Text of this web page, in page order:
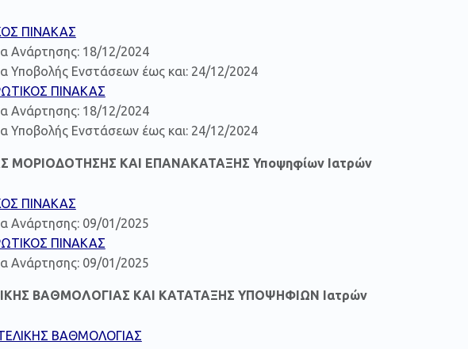
ΠΙΝΑΚΑΣ
Ανάρτησης: 18/12/2024
Υποβολής Ενστάσεων έως και: 24/12/2024
ΠΙΝΑΚΑΣ
Ανάρτησης: 18/12/2024
Υποβολής Ενστάσεων έως και: 24/12/2024
ΜΟΡΙΟΔΟΤΗΣΗΣ ΚΑΙ ΕΠΑΝΑΚΑΤΑΞΗΣ Υποψηφίων Ιατρών
ΠΙΝΑΚΑΣ
Ανάρτησης: 09/01/2025
ΠΙΝΑΚΑΣ
Ανάρτησης: 09/01/2025
ΒΑΘΜΟΛΟΓΙΑΣ ΚΑΙ ΚΑΤΑΤΑΞΗΣ ΥΠΟΨΗΦΙΩΝ Ιατρών
ΒΑΘΜΟΛΟΓΙΑΣ